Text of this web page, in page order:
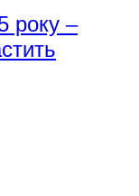
року –